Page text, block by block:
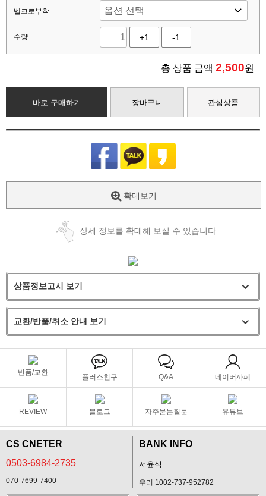
벨크로부착
수량 +1 -1
총 상품 금액 2,500원
바로 구매하기 장바구니 관심상품
확대보기
상세 정보를 확대해 보실 수 있습니다
상품정보고시 보기
교환/반품/취소 안내 보기
반품/교환
플러스친구 Q&A 네이버까페
REVIEW 블로그 자주묻는질문 유튜브
CS CNETER
0503-6984-2735
070-7699-7400
BANK INFO
서윤석
우리 1002-737-952782